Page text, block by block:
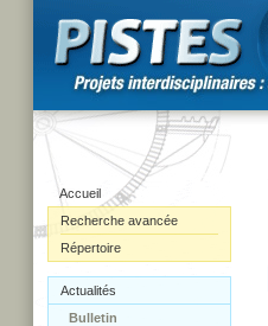
Accueil
Recherche avancée
Répertoire
Actualités
Bulletin